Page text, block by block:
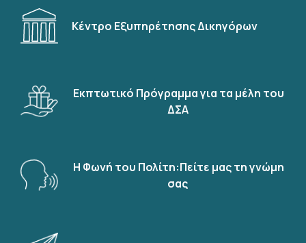
Κέντρο Εξυπηρέτησης Δικηγόρων
Εκπτωτικό Πρόγραμμα για τα μέλη του
ΔΣΑ
Η Φωνή του Πολίτη:Πείτε μας τη γνώμη
σας